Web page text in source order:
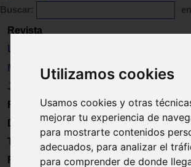
Utilizamos cookies
Usamos cookies y otras
mejorar tu experiencia de
para mostrarte contenidos
adecuados, para analizar el
para comprender de donde
Buscar:
Revista
Libros
Material
Juguetes
Formación
Directorio
Trabajo
Registro